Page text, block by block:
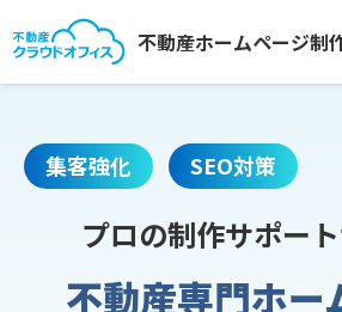
不動産ホームページ制
集客強化 SEO対策
プロの制作サポー
不動産専門ホー